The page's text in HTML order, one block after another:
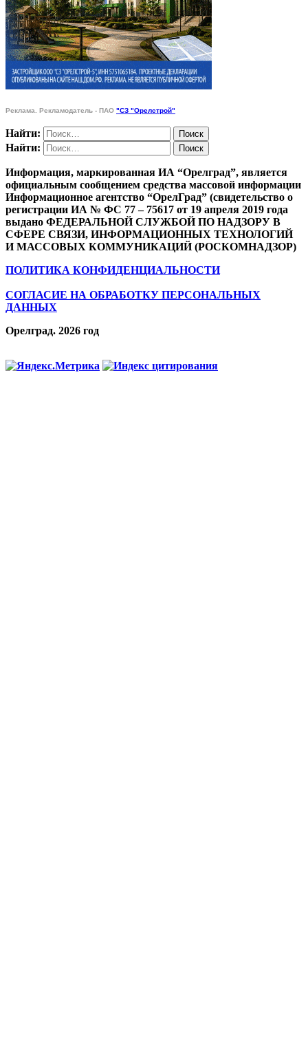
Реклама. Рекламодатель - ПАО "СЗ "Орелстрой"
Найти:
Найти:
Информация, маркированная ИА “Орелград”, является
официальным сообщением средства массовой информации
Информационное агентство “ОрелГрад” (свидетельство о
регистрации ИА № ФС 77 – 75617 от 19 апреля 2019 года
выдано ФЕДЕРАЛЬНОЙ СЛУЖБОЙ ПО НАДЗОРУ В
СФЕРЕ СВЯЗИ, ИНФОРМАЦИОННЫХ ТЕХНОЛОГИЙ
И МАССОВЫХ КОММУНИКАЦИЙ (РОСКОМНАДЗОР)
ПОЛИТИКА КОНФИДЕНЦИАЛЬНОСТИ
СОГЛАСИЕ НА ОБРАБОТКУ ПЕРСОНАЛЬНЫХ
ДАННЫХ
Орелград. 2026 год